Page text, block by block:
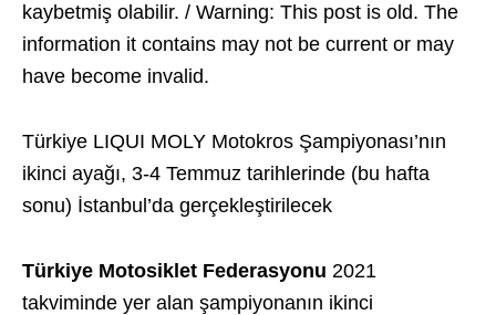
kaybetmiş olabilir. / Warning: This post is old. The
information it contains may not be current or may
have become invalid.
Türkiye LIQUI MOLY Motokros Şampiyonası’nın
ikinci ayağı, 3-4 Temmuz tarihlerinde (bu hafta
sonu) İstanbul’da gerçekleştirilecek
Türkiye Motosiklet Federasyonu 2021
takviminde yer alan şampiyonanın ikinci